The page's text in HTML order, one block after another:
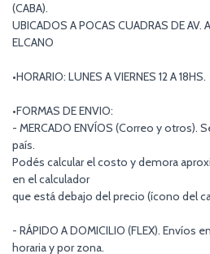
(CABA).
UBICADOS A POCAS CUADRAS DE AV.
ELCANO
•HORARIO: LUNES A VIERNES 12 A 18HS.
•FORMAS DE ENVIO:
- MERCADO ENVÍOS (Correo y otros).
país.
Podés calcular el costo y demora
en el calculador
que está debajo del precio (ícono del
- RÁPIDO A DOMICILIO (FLEX). Envíos
horaria y por zona.